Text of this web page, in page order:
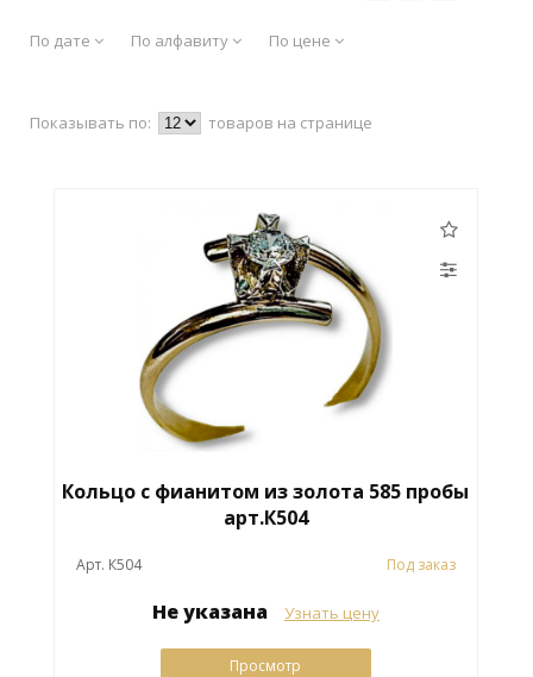
По дате По алфавиту По цене
Показывать по: товаров на странице
Кольцо с фианитом из золота 585 пробы
арт.К504
Арт. К504 Под заказ
Не указана Узнать цену
Просмотр